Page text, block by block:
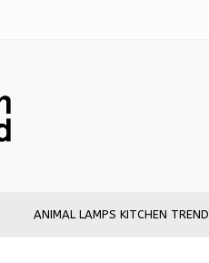
ANIMAL LAMPS KITCHEN TREND